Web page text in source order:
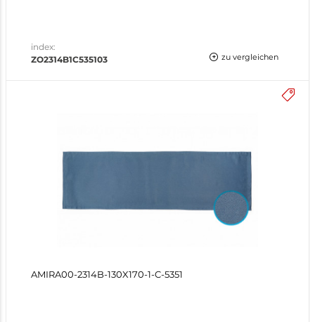
index:
ZO2314B1C535103
zu vergleichen
AMIRA00-2314B-130X170-1-C-5351